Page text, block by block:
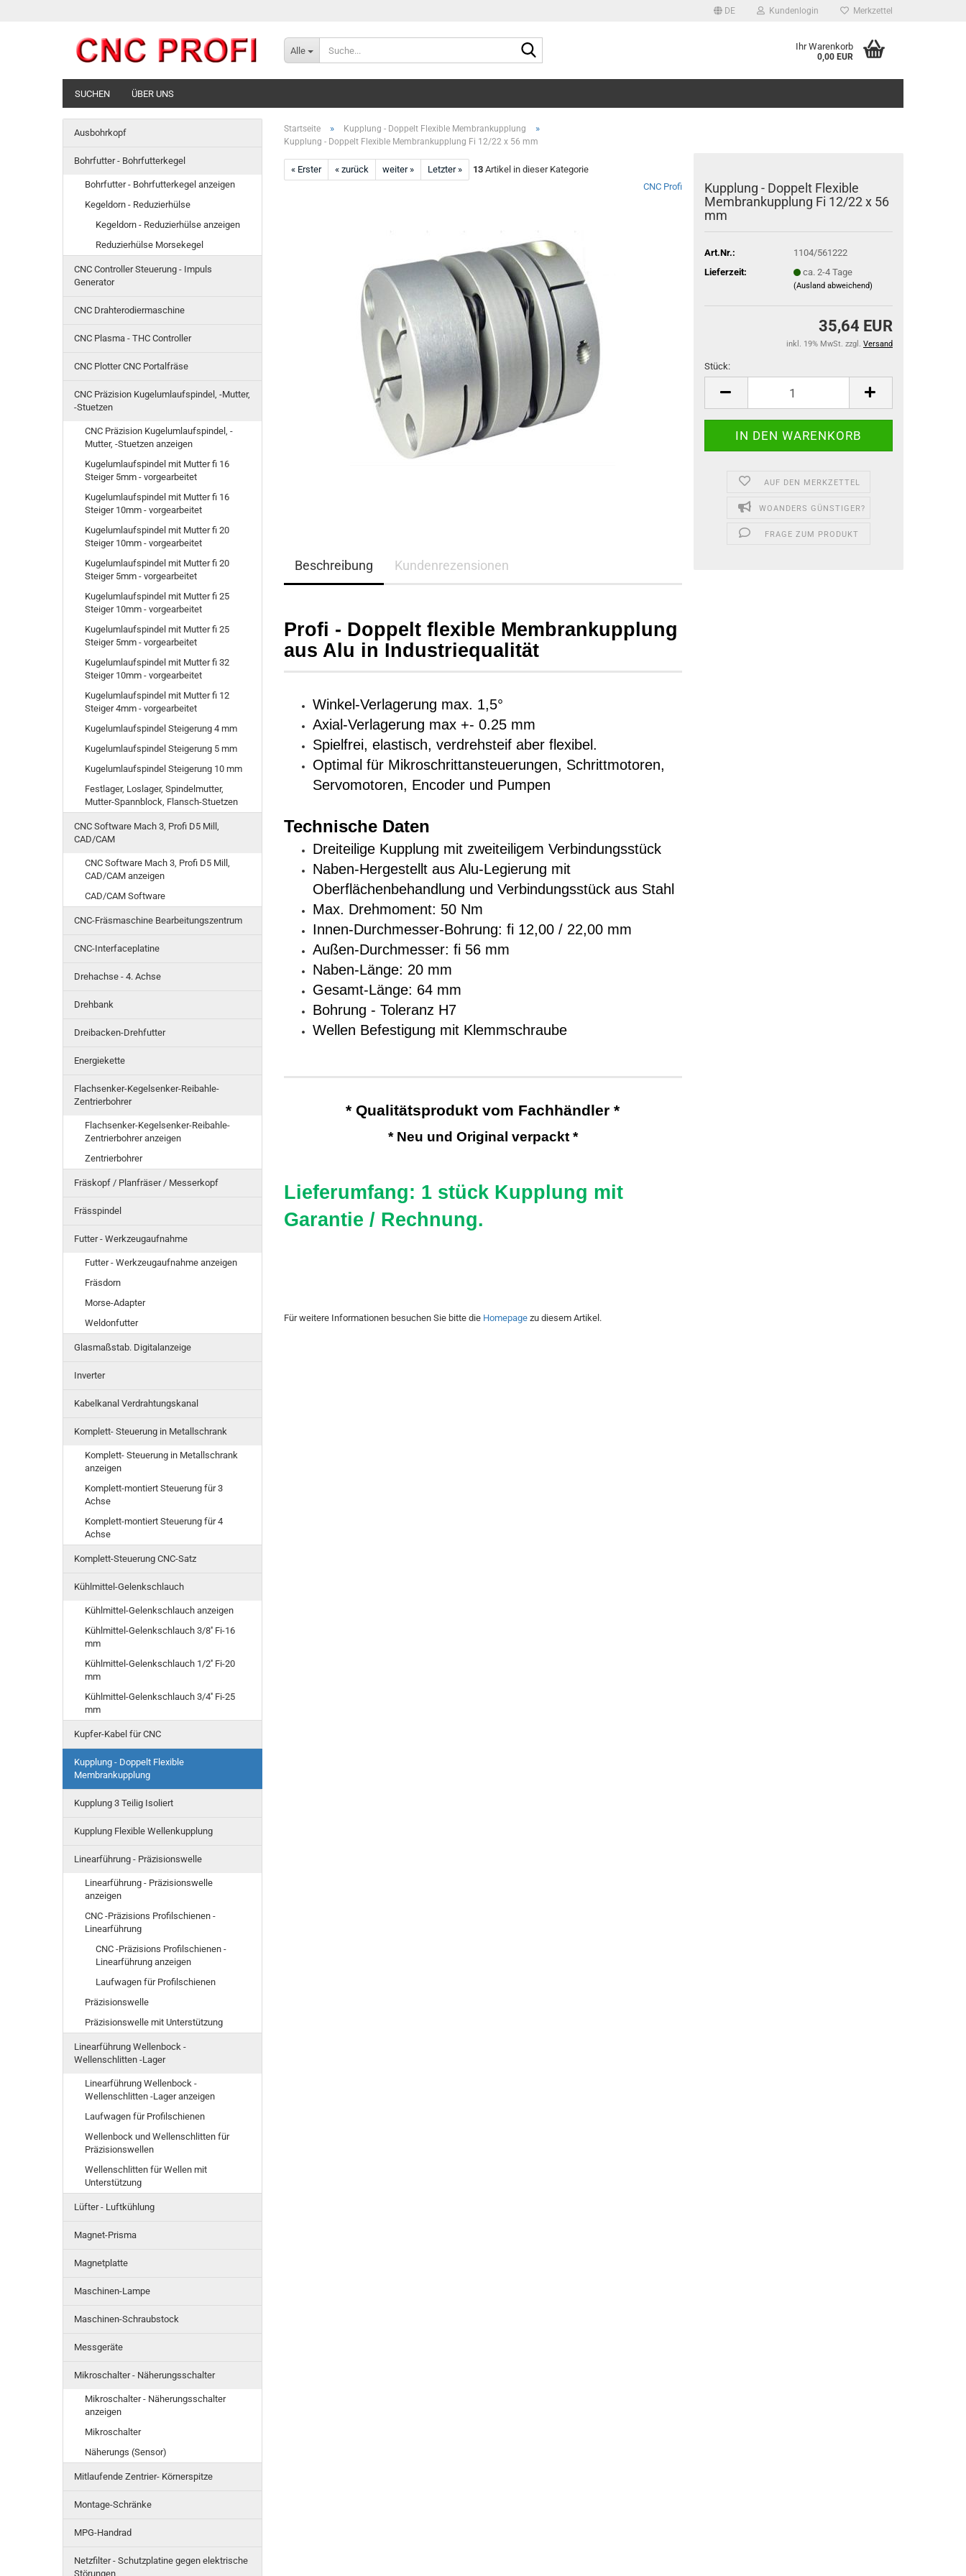
DE Kundenlogin Merkzettel
Alle Ihr Warenkorb
0,00 EUR
SUCHEN ÜBER UNS
Startseite » Kupplung - Doppelt Flexible Membrankupplung »
Kupplung - Doppelt Flexible Membrankupplung Fi 12/22 x 56 mm
« Erster « zurück weiter » Letzter » 13Artikel in dieser Kategorie
CNC Profi
Kupplung - Doppelt Flexible
Membrankupplung Fi 12/22 x 56
mm
Art.Nr.:
1104/561222
Lieferzeit:
ca. 2-4 Tage
(Ausland abweichend)
35,64 EUR
inkl. 19% MwSt. zzgl. Versand
Stück:
Stück
AUF DEN MERKZETTEL
WOANDERS GÜNSTIGER?
FRAGE ZUM PRODUKT
Beschreibung Kundenrezensionen
Profi - Doppelt flexible Membrankupplung
aus Alu in Industriequalität
Winkel-Verlagerung max. 1,5°
Axial-Verlagerung max +- 0.25 mm
Spielfrei, elastisch, verdrehsteif aber flexibel.
Optimal für Mikroschrittansteuerungen, Schrittmotoren,
Servomotoren, Encoder und Pumpen
Technische Daten
Dreiteilige Kupplung mit zweiteiligem Verbindungsstück
Naben-Hergestellt aus Alu-Legierung mit
Oberflächenbehandlung und Verbindungsstück aus Stahl
Max. Drehmoment: 50 Nm
Innen-Durchmesser-Bohrung: fi 12,00 / 22,00 mm
Außen-Durchmesser: fi 56 mm
Naben-Länge: 20 mm
Gesamt-Länge: 64 mm
Bohrung - Toleranz H7
Wellen Befestigung mit Klemmschraube
* Qualitätsprodukt vom Fachhändler *
* Neu und Original verpackt *
Lieferumfang: 1 stück Kupplung mit
Garantie / Rechnung.
Für weitere Informationen besuchen Sie bitte die Homepagezu diesem Artikel.
Ausbohrkopf
Bohrfutter - Bohrfutterkegel
Bohrfutter - Bohrfutterkegel anzeigen
Kegeldorn - Reduzierhülse
Kegeldorn - Reduzierhülse anzeigen
Reduzierhülse Morsekegel
CNC Controller Steuerung - Impuls
Generator
CNC Drahterodiermaschine
CNC Plasma - THC Controller
CNC Plotter CNC Portalfräse
CNC Präzision Kugelumlaufspindel, -Mutter,
-Stuetzen
CNC Präzision Kugelumlaufspindel, -
Mutter, -Stuetzen anzeigen
Kugelumlaufspindel mit Mutter fi 16
Steiger 5mm - vorgearbeitet
Kugelumlaufspindel mit Mutter fi 16
Steiger 10mm - vorgearbeitet
Kugelumlaufspindel mit Mutter fi 20
Steiger 10mm - vorgearbeitet
Kugelumlaufspindel mit Mutter fi 20
Steiger 5mm - vorgearbeitet
Kugelumlaufspindel mit Mutter fi 25
Steiger 10mm - vorgearbeitet
Kugelumlaufspindel mit Mutter fi 25
Steiger 5mm - vorgearbeitet
Kugelumlaufspindel mit Mutter fi 32
Steiger 10mm - vorgearbeitet
Kugelumlaufspindel mit Mutter fi 12
Steiger 4mm - vorgearbeitet
Kugelumlaufspindel Steigerung 4 mm
Kugelumlaufspindel Steigerung 5 mm
Kugelumlaufspindel Steigerung 10 mm
Festlager, Loslager, Spindelmutter,
Mutter-Spannblock, Flansch-Stuetzen
CNC Software Mach 3, Profi D5 Mill,
CAD/CAM
CNC Software Mach 3, Profi D5 Mill,
CAD/CAM anzeigen
CAD/CAM Software
CNC-Fräsmaschine Bearbeitungszentrum
CNC-Interfaceplatine
Drehachse - 4. Achse
Drehbank
Dreibacken-Drehfutter
Energiekette
Flachsenker-Kegelsenker-Reibahle-
Zentrierbohrer
Flachsenker-Kegelsenker-Reibahle-
Zentrierbohrer anzeigen
Zentrierbohrer
Fräskopf / Planfräser / Messerkopf
Frässpindel
Futter - Werkzeugaufnahme
Futter - Werkzeugaufnahme anzeigen
Fräsdorn
Morse-Adapter
Weldonfutter
Glasmaßstab. Digitalanzeige
Inverter
Kabelkanal Verdrahtungskanal
Komplett- Steuerung in Metallschrank
Komplett- Steuerung in Metallschrank
anzeigen
Komplett-montiert Steuerung für 3
Achse
Komplett-montiert Steuerung für 4
Achse
Komplett-Steuerung CNC-Satz
Kühlmittel-Gelenkschlauch
Kühlmittel-Gelenkschlauch anzeigen
Kühlmittel-Gelenkschlauch 3/8'' Fi-16
mm
Kühlmittel-Gelenkschlauch 1/2'' Fi-20
mm
Kühlmittel-Gelenkschlauch 3/4'' Fi-25
mm
Kupfer-Kabel für CNC
Kupplung - Doppelt Flexible
Membrankupplung
Kupplung 3 Teilig Isoliert
Kupplung Flexible Wellenkupplung
Linearführung - Präzisionswelle
Linearführung - Präzisionswelle
anzeigen
CNC -Präzisions Profilschienen -
Linearführung
CNC -Präzisions Profilschienen -
Linearführung anzeigen
Laufwagen für Profilschienen
Präzisionswelle
Präzisionswelle mit Unterstützung
Linearführung Wellenbock -
Wellenschlitten -Lager
Linearführung Wellenbock -
Wellenschlitten -Lager anzeigen
Laufwagen für Profilschienen
Wellenbock und Wellenschlitten für
Präzisionswellen
Wellenschlitten für Wellen mit
Unterstützung
Lüfter - Luftkühlung
Magnet-Prisma
Magnetplatte
Maschinen-Lampe
Maschinen-Schraubstock
Messgeräte
Mikroschalter - Näherungsschalter
Mikroschalter - Näherungsschalter
anzeigen
Mikroschalter
Näherungs (Sensor)
Mitlaufende Zentrier- Körnerspitze
Montage-Schränke
MPG-Handrad
Netzfilter - Schutzplatine gegen elektrische
Störungen